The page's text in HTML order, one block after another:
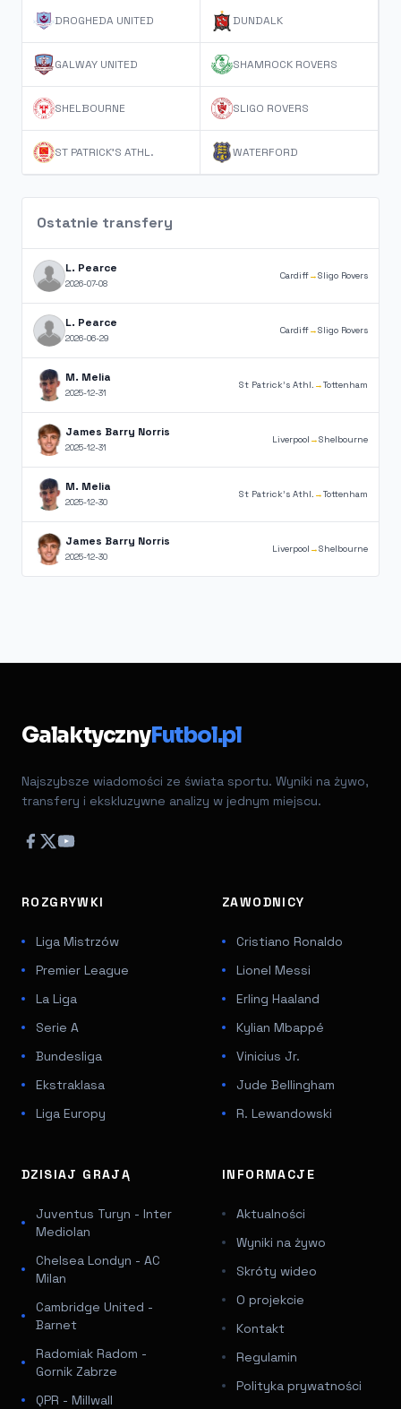
DROGHEDA UNITED DUNDALK
GALWAY UNITED SHAMROCK ROVERS
SHELBOURNE SLIGO ROVERS
ST PATRICK'S ATHL. WATERFORD
Ostatnie transfery
L. Pearce
2026-07-08
Cardiff→Sligo Rovers
L. Pearce
2026-06-29
Cardiff→Sligo Rovers
M. Melia
2025-12-31
St Patrick's Athl. →Tottenham
James Barry Norris
2025-12-31
Liverpool →Shelbourne
M. Melia
2025-12-30
St Patrick's Athl. →Tottenham
James Barry Norris
2025-12-30
Liverpool →Shelbourne
GalaktycznyFutbol.pl
Najszybsze wiadomości ze świata sportu. Wyniki na żywo,
transfery i ekskluzywne analizy w jednym miejscu.
ROZGRYWKI
Liga Mistrzów
Premier League
La Liga
Serie A
Bundesliga
Ekstraklasa
Liga Europy
ZAWODNICY
Cristiano Ronaldo
Lionel Messi
Erling Haaland
Kylian Mbappé
Vinicius Jr.
Jude Bellingham
R. Lewandowski
DZISIAJ GRAJĄ
Juventus Turyn - Inter
Mediolan
Chelsea Londyn - AC
Milan
Cambridge United -
Barnet
Radomiak Radom -
Gornik Zabrze
QPR - Millwall
INFORMACJE
Aktualności
Wyniki na żywo
Skróty wideo
O projekcie
Kontakt
Regulamin
Polityka prywatności